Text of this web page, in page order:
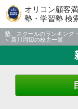
オリコン顧客
塾・学習塾 検
塾、スクールのランキング
新川周辺の校舎一覧